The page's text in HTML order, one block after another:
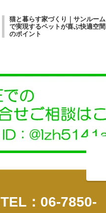
猫と暮らす家づくり｜サンルーム
で実現するペットが喜ぶ快適空間
のポイント
TEL：06-7850-